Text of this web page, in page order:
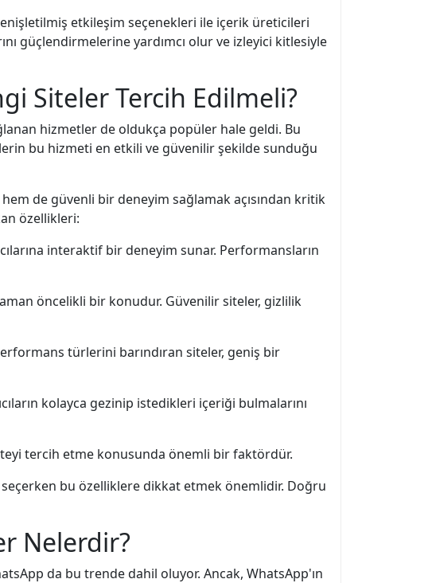
etkileşim seçenekleri ile içerik üreticileri
güçlendirmelerine yardımcı olur ve izleyici kitlesiyle
Siteler Tercih Edilmeli?
hizmetler de oldukça popüler hale geldi. Bu
bu hizmeti en etkili ve güvenilir şekilde sunduğu
de güvenli bir deneyim sağlamak açısından kritik
özellikleri:
interaktif bir deneyim sunar. Performansların
öncelikli bir konudur. Güvenilir siteler, gizlilik
türlerini barındıran siteler, geniş bir
kolayca gezinip istedikleri içeriği bulmalarını
tercih etme konusunda önemli bir faktördür.
bu özelliklere dikkat etmek önemlidir. Doğru
Nelerdir?
da bu trende dahil oluyor. Ancak, WhatsApp'ın